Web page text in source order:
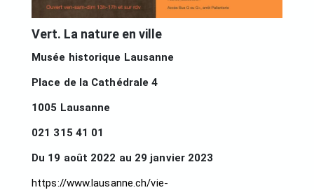
Vert. La nature en ville
Musée historique Lausanne
Place de la Cathédrale 4
1005 Lausanne
021 315 41 01
Du 19 août 2022 au 29 janvier 2023
https://www.lausanne.ch/vie-